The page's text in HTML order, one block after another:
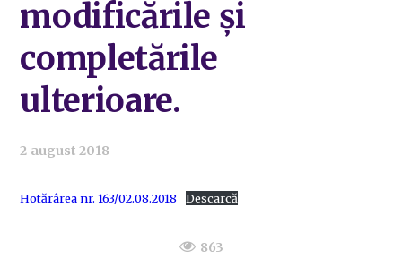
modificările și
completările
ulterioare.
2 august 2018
Hotărârea nr. 163/02.08.2018 Descarcă
863